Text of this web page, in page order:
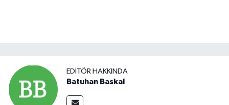
EDITÖR HAKKINDA
Batuhan Baskal